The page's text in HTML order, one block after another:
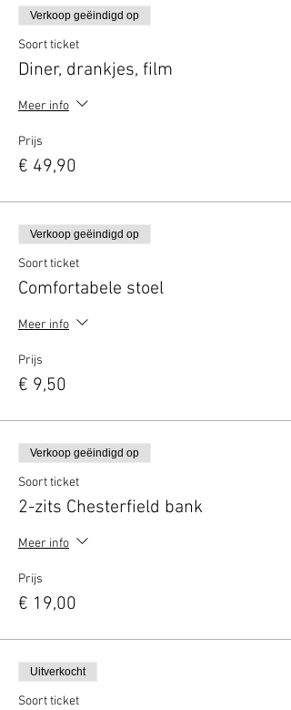
Verkoop geëindigd op
Soort ticket
Diner, drankjes, film
Meer info
Prijs
€ 49,90
Verkoop geëindigd op
Soort ticket
Comfortabele stoel
Meer info
Prijs
€ 9,50
Verkoop geëindigd op
Soort ticket
2-zits Chesterfield bank
Meer info
Prijs
€ 19,00
Uitverkocht
Soort ticket